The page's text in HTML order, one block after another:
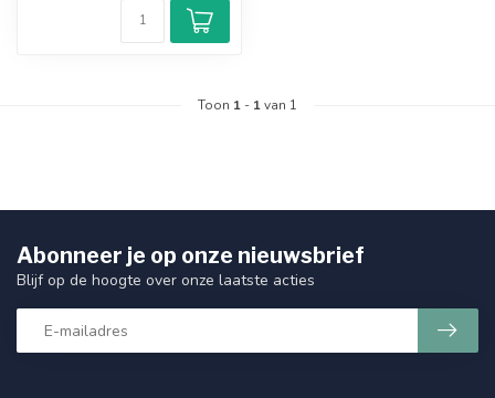
Toon 1 - 1van 1
Abonneer je op onze nieuwsbrief
Blijf op de hoogte over onze laatste acties